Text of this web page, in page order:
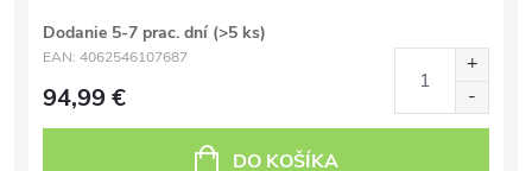
Dodanie 5-7 prac. dní (>5 ks)
EAN: 4062546107687
94,99 €
DO KOŠÍKA